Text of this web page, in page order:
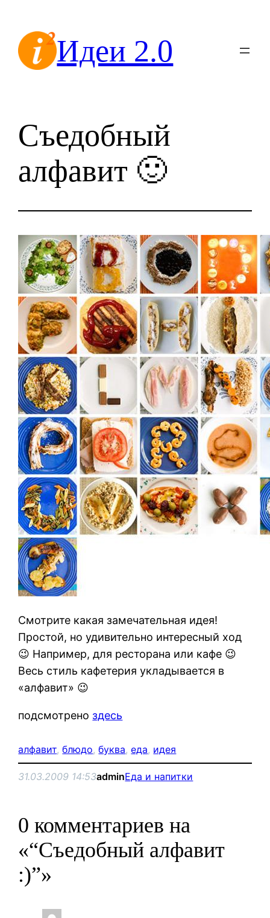
содержимомуИдеи 2.0
Съедобный
алфавит 🙂
Смотрите какая замечательная идея!
Простой, но удивительно интересный ход
😉 Например, для ресторана или кафе 😉
Весь стиль кафетерия укладывается в
«алфавит» 😉
подсмотрено здесь
алфавит, блюдо, буква, еда, идея
31.03.2009 14:53adminЕда и напитки
0 комментариев на
«“Съедобный алфавит
:)”»